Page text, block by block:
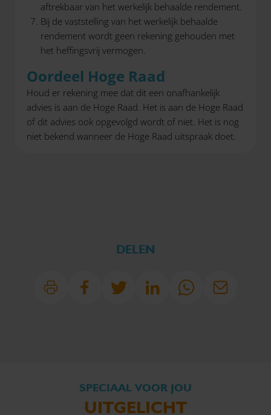
aftrekbaar van het werkelijk behaalde rendement.
Bij de vaststelling van het werkelijk behaalde
rendement wordt geen rekening gehouden met
het heffingsvrij vermogen.
Oordeel Hoge Raad
Houd er rekening mee dat dit een onafhankelijk
advies is aan de Hoge Raad. Het is aan de Hoge Raad
of dit advies ook opgevolgd wordt of niet. Het is nog
niet bekend wanneer de Hoge Raad uitspraak doet.
DELEN
SPECIAAL VOOR JOU
UITGELICHT